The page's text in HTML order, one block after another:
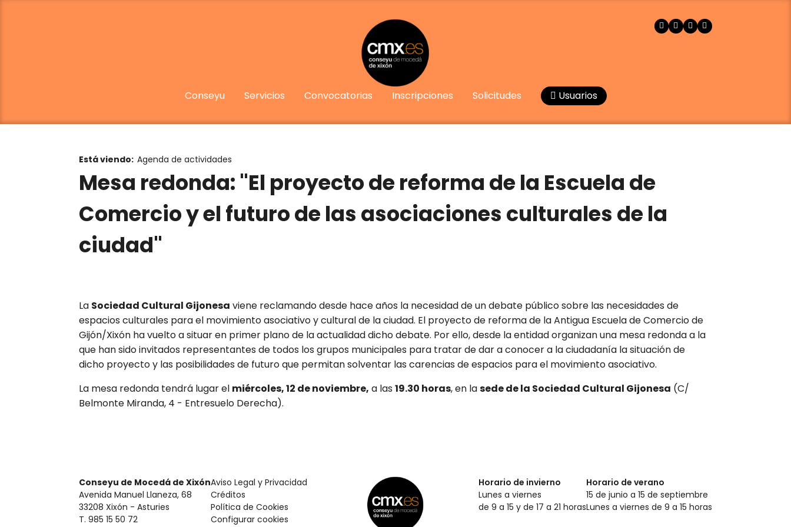
Conseyu Servicios Convocatorias Inscripciones Solicitudes Usuarios
Está viendo: Agenda de actividades
Mesa redonda: "El proyecto de reforma de la Escuela de
Comercio y el futuro de las asociaciones culturales de la
ciudad"
La Sociedad Cultural Gijonesa viene reclamando desde hace años la necesidad de un debate público sobre las necesidades de
espacios culturales para el movimiento asociativo y cultural de la ciudad. El proyecto de reforma de la Antigua Escuela de Comercio de
Gijón/Xixón ha vuelto a situar en primer plano de la actualidad dicho debate. Por ello, desde la entidad organizan una mesa redonda a la
que han sido invitados representantes de todos los grupos municipales para tratar de dar a conocer a la ciudadanía la situación de
dicho proyecto y las posibilidades de futuro que permitan solventar las carencias de espacios para el movimiento asociativo.
La mesa redonda tendrá lugar el miércoles, 12 de noviembre, a las19.30 horas, en lasede de la Sociedad Cultural Gijonesa (C/
Belmonte Miranda, 4 - Entresuelo Derecha).
Conseyu de Mocedá de Xixón
Avenida Manuel Llaneza, 68
33208 Xixón - Asturies
T. 985 15 50 72
Aviso Legal y Privacidad
Créditos
Política de Cookies
Configurar cookies
Horario de invierno
Lunes a viernes
de 9 a 15 y de 17 a 21 horas
Horario de verano
15 de junio a 15 de septiembre
Lunes a viernes de 9 a 15 horas